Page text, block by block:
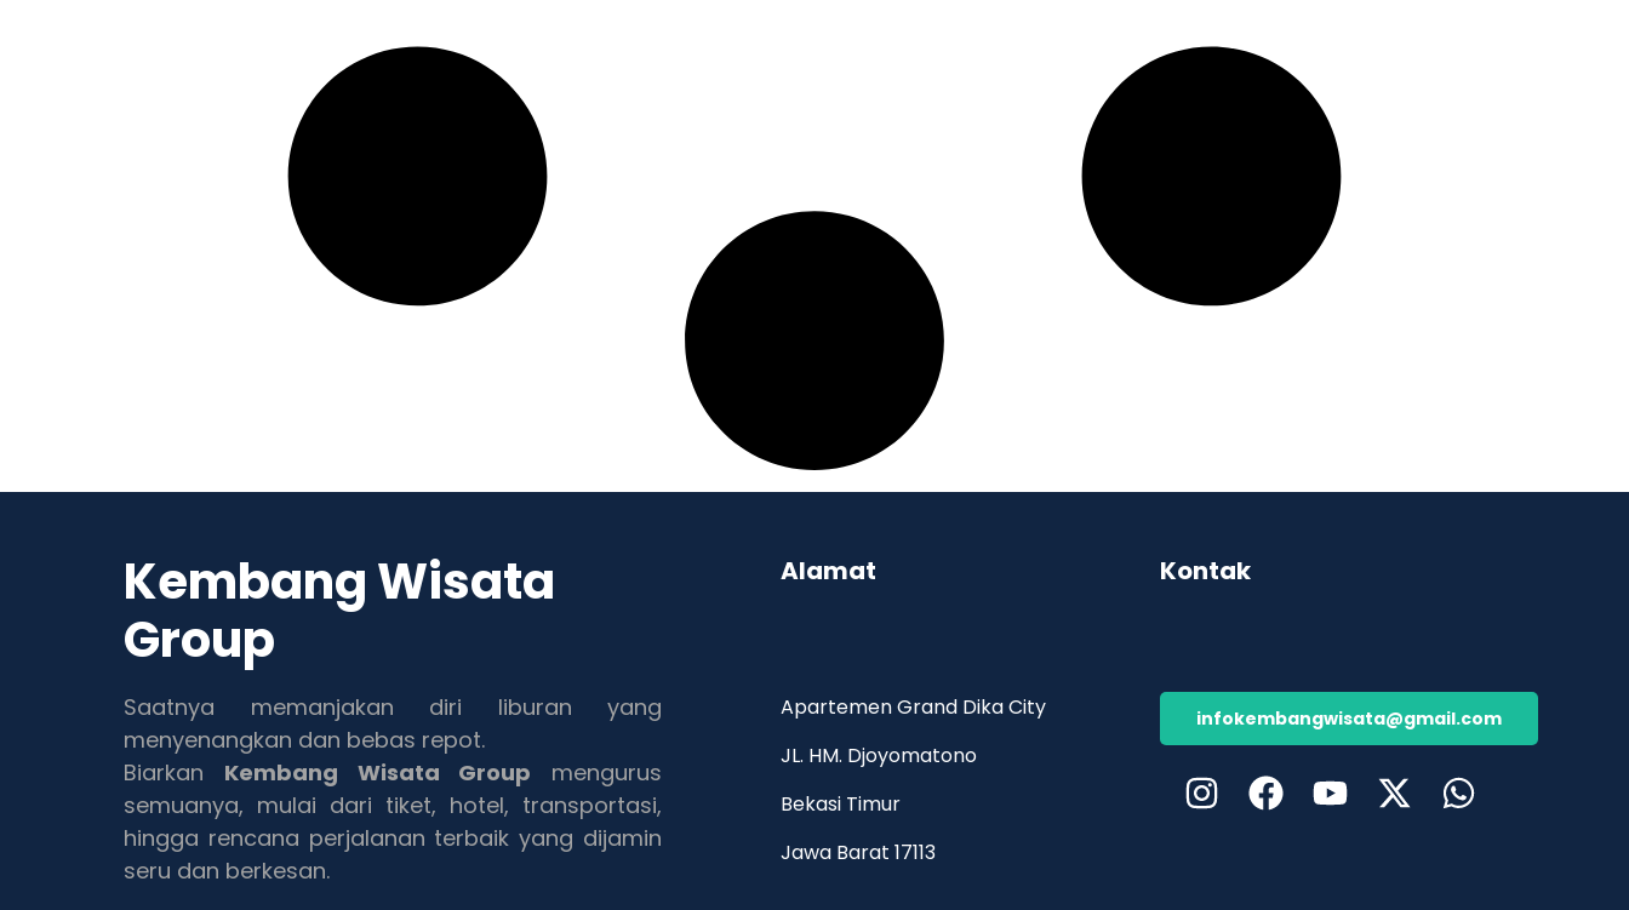
Kembang Wisata
Group
Saatnya memanjakan diri liburan yang
menyenangkan dan bebas repot.
Biarkan Kembang Wisata Group mengurus
semuanya, mulai dari tiket, hotel, transportasi,
hingga rencana perjalanan terbaik yang dijamin
seru dan berkesan.
Alamat
Apartemen Grand Dika City
JL. HM. Djoyomatono
Bekasi Timur
Jawa Barat 17113
Kontak
infokembangwisata@gmail.com